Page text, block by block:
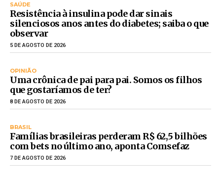
SAÚDE
Resistência à insulina pode dar sinais
silenciosos anos antes do diabetes; saiba o que
observar
5 DE AGOSTO DE 2026
OPINIÃO
Uma crônica de pai para pai. Somos os filhos
que gostaríamos de ter?
8 DE AGOSTO DE 2026
BRASIL
Famílias brasileiras perderam R$ 62,5 bilhões
com bets no último ano, aponta Comsefaz
7 DE AGOSTO DE 2026